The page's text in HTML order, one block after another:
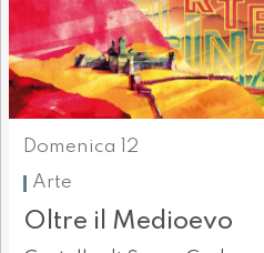
Domenica 12
Arte
Oltre il Medioevo